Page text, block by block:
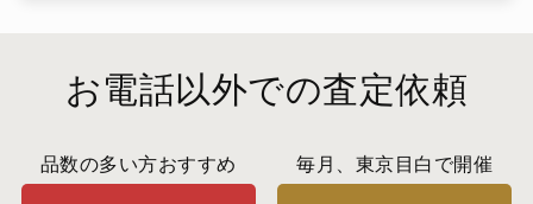
お電話以外での査定依頼
品数の多い方おすすめ 毎月、東京目白で開催